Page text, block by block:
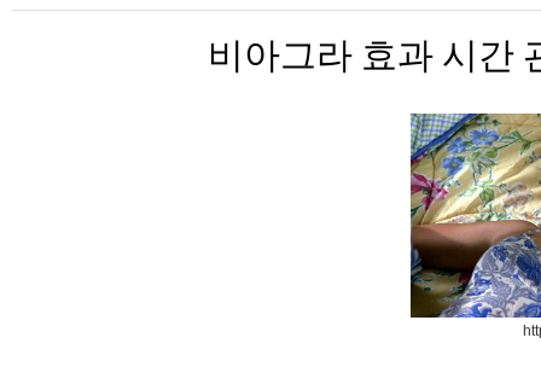
비아그라 효과 시간